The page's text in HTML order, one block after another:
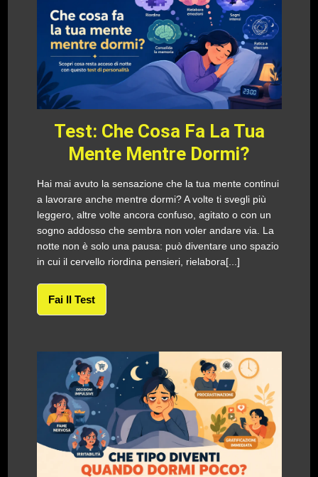
Test: Che Cosa Fa La Tua
Mente Mentre Dormi?
Hai mai avuto la sensazione che la tua mente continui
a lavorare anche mentre dormi? A volte ti svegli più
leggero, altre volte ancora confuso, agitato o con un
sogno addosso che sembra non voler andare via. La
notte non è solo una pausa: può diventare uno spazio
in cui il cervello riordina pensieri, rielabora[...]
Fai Il Test